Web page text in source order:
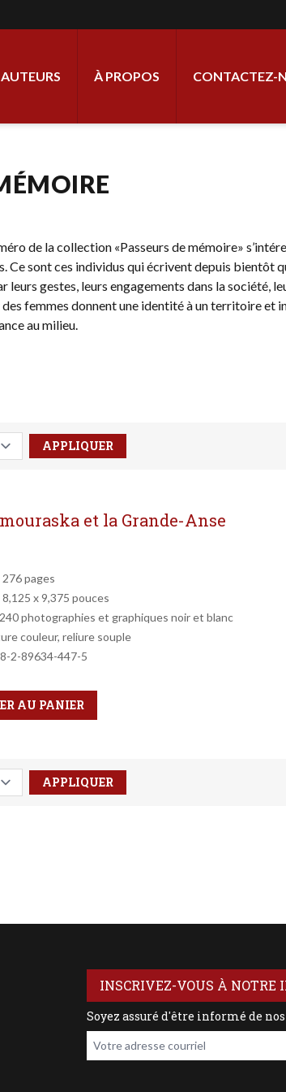
AUTEURS À PROPOS CONTACTEZ-
de la collection «Passeurs de mémoire»
Ce sont ces individus qui écrivent depuis bientôt
leurs gestes, leurs engagements dans la société,
femmes donnent une identité à un territoire et
au milieu.
et la Grande-Anse
276 pages
x 9,375 pouces
photographies et graphiques noir et blanc
couleur, reliure souple
2-89634-447-5
AU PANIER
INSCRIVEZ-VOUS À NOTRE
Soyez assuré d'être informé de
Votre adresse courriel